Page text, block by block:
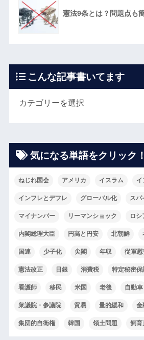
憲法9条とは？問題点も
こんな記事書いてます
気になる単語をクリック！
ねじれ国会 アメリカ イスラム イ
インフレとデフレ グローバル化 スパ
マイナンバー リーマンショック ロシ
内閣総理大臣 円高と円安 北朝鮮
国連 少子化 尖閣 年収 従軍
憲法改正 日銀 消費税 特定秘密保
看護師 移民 米国 老後 自動車
衆議院・参議院 貿易 量的緩和 金
集団的自衛権 韓国 領土問題 飼育